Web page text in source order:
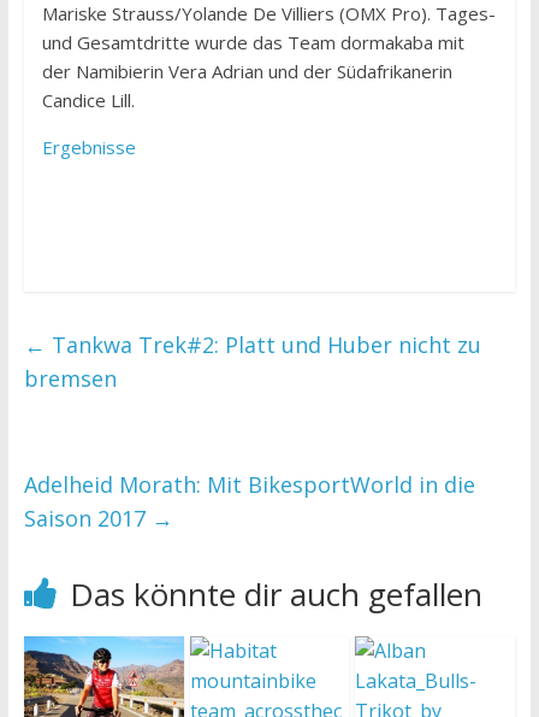
Mariske Strauss/Yolande De Villiers (OMX Pro). Tages-
und Gesamtdritte wurde das Team dormakaba mit
der Namibierin Vera Adrian und der Südafrikanerin
Candice Lill.
Ergebnisse
← Tankwa Trek#2: Platt und Huber nicht zu
bremsen
Adelheid Morath: Mit BikesportWorld in die
Saison 2017 →
Das könnte dir auch gefallen